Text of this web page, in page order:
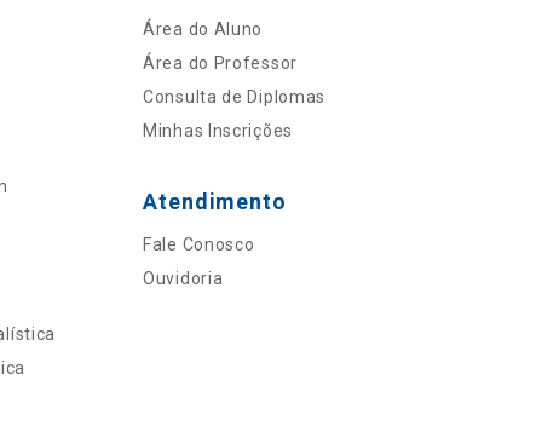
Área do Aluno
Área do Professor
Consulta de Diplomas
Minhas Inscrições
Atendimento
Fale Conosco
Ouvidoria